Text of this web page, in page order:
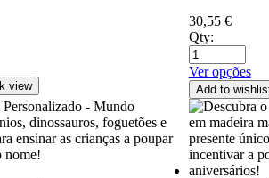
view
30,55 €
Qty:
Ver opções
Add to